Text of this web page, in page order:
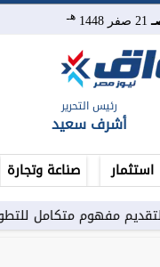
21 صفر 1448 هـ
رئيس التحرير
أشرف سعيد
استثمار صناعة وتجارة